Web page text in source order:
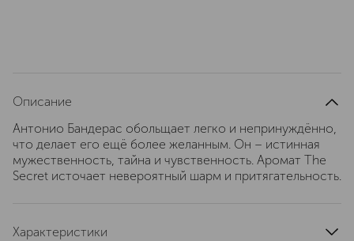
Описание
Антонио Бандерас обольщает легко и непринуждённо,
что делает его ещё более желанным. Он – истинная
мужественность, тайна и чувственность. Аромат The
Secret источает невероятный шарм и притягательность.
Характеристики